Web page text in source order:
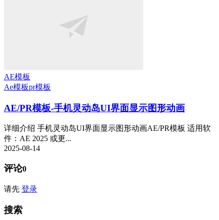
AE模板
Ae模板pr模板
AE/PR模板-手机灵动岛UI界面显示图形动画
详细介绍 手机灵动岛UI界面显示图形动画AE/PR模板 适用软
件：AE 2025 或更...
2025-08-14
评论0
请先 登录
搜索